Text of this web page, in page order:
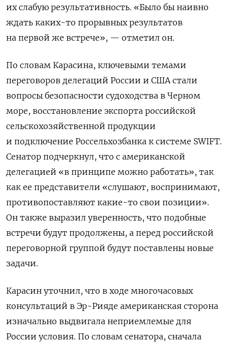
их слабую результативность. «Было бы наивно
ждать каких-то прорывных результатов
на первой же встрече», — отметил он.
По словам Карасина, ключевыми темами
переговоров делегаций России и США стали
вопросы безопасности судоходства в Черном
море, восстановление экспорта российской
сельскохозяйственной продукции
и подключение Россельхозбанка к системе SWIFT.
Сенатор подчеркнул, что с американской
делегацией «в принципе можно работать», так
как ее представители «слушают, воспринимают,
противопоставляют какие-то свои позиции».
Он также выразил уверенность, что подобные
встречи будут продолжены, а перед российской
переговорной группой будут поставлены новые
задачи.
Карасин уточнил, что в ходе многочасовых
консультаций в Эр-Рияде американская сторона
изначально выдвигала неприемлемые для
России условия. По словам сенатора, сначала